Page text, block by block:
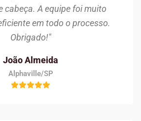
cabeça. A equipe foi muito
em todo o processo.
Obrigado!"
João Almeida
Alphaville/SP